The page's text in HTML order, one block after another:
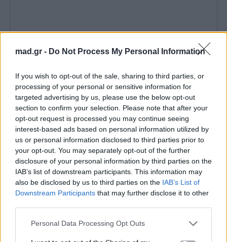
mad.gr - Do Not Process My Personal Information
If you wish to opt-out of the sale, sharing to third parties, or
processing of your personal or sensitive information for
targeted advertising by us, please use the below opt-out
section to confirm your selection. Please note that after your
opt-out request is processed you may continue seeing
interest-based ads based on personal information utilized by
us or personal information disclosed to third parties prior to
your opt-out. You may separately opt-out of the further
disclosure of your personal information by third parties on the
IAB’s list of downstream participants. This information may
also be disclosed by us to third parties on the IAB’s List of
Downstream Participants that may further disclose it to other
Personal Data Processing Opt Outs